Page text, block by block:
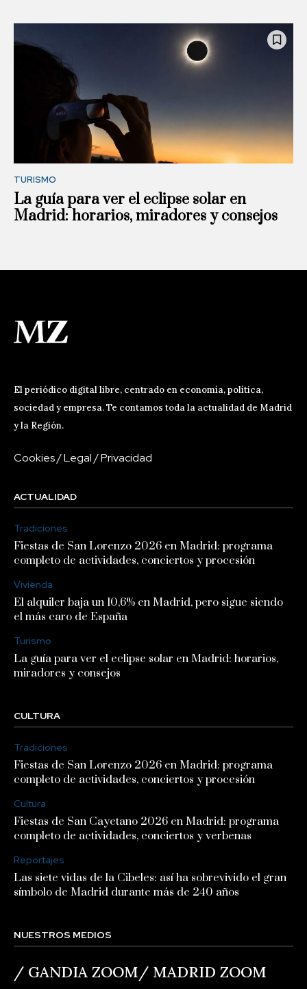
TURISMO
La guía para ver el eclipse solar en
Madrid: horarios, miradores y consejos
El periódico digital libre, centrado en economía, política,
sociedad y empresa. Te contamos toda la actualidad de Madrid
y la Región.
Cookies/Legal/Privacidad
ACTUALIDAD
Tradiciones
Fiestas de San Lorenzo 2026 en Madrid: programa
completo de actividades, conciertos y procesión
Vivienda
El alquiler baja un 10,6% en Madrid, pero sigue siendo
el más caro de España
Turismo
La guía para ver el eclipse solar en Madrid: horarios,
miradores y consejos
CULTURA
Tradiciones
Fiestas de San Lorenzo 2026 en Madrid: programa
completo de actividades, conciertos y procesión
Cultura
Fiestas de San Cayetano 2026 en Madrid: programa
completo de actividades, conciertos y verbenas
Reportajes
Las siete vidas de la Cibeles: así ha sobrevivido el gran
símbolo de Madrid durante más de 240 años
NUESTROS MEDIOS
/ GANDIA ZOOM/ MADRID ZOOM